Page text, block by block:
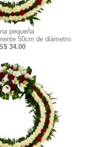
pequeña
50cm de diámetro.
34.00